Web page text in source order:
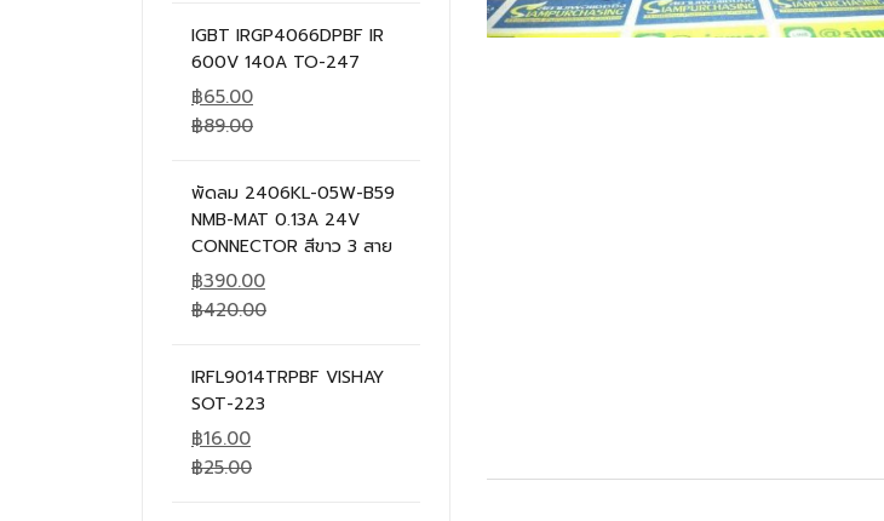
IGBT IRGP4066DPBF IR
600V 140A TO-247
฿65.00
฿89.00
พัดลม 2406KL-05W-B59
NMB-MAT 0.13A 24V
CONNECTOR สีขาว 3 สาย
฿390.00
฿420.00
IRFL9014TRPBF VISHAY
SOT-223
฿16.00
฿25.00